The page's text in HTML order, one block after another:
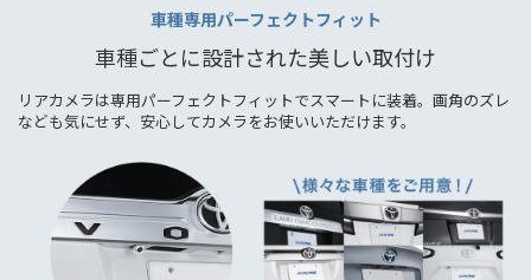
車種専用パーフェクトフィット
車種ごとに設計された美しい取付け
リアカメラは専用パーフェクトフィットでスマートに装着。画角のズレ
なども気にせず、安心してカメラをお使いいただけます。